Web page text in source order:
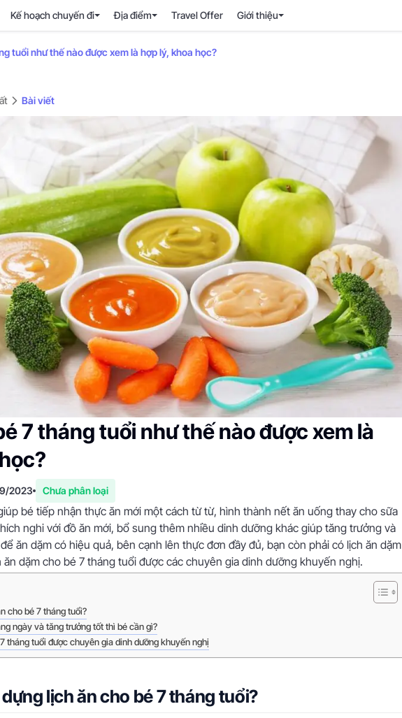
Kế hoạch chuyến đi Địa điểm Travel Offer Giới thiệu
tuổi như thế nào được xem là hợp lý, khoa học?
Bài viết
7 tháng tuổi như thế nào được xem là
2023 Chưa phân loại
bé tiếp nhận thực ăn mới một cách từ từ, hình thành nết ăn uống thay cho sữa
nghi với đồ ăn mới, bổ sung thêm nhiều dinh dưỡng khác giúp tăng trưởng và
ăn dặm có hiệu quả, bên cạnh lên thực đơn đầy đủ, bạn còn phải có lịch ăn dặm
ăn dặm cho bé 7 tháng tuổi được các chuyên gia dinh dưỡng khuyến nghị.
cho bé 7 tháng tuổi?
ngày và tăng trưởng tốt thì bé cần gì?
tháng tuổi được chuyên gia dinh dưỡng khuyến nghị
lịch ăn cho bé 7 tháng tuổi?